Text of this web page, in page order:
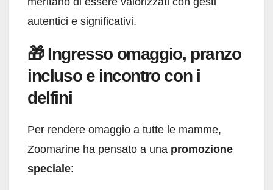
autentici e significativi.
🎁Ingresso omaggio, pranzo
incluso e incontro con i
delfini
Per rendere omaggio a tutte le mamme,
Zoomarine ha pensato a una promozione
speciale: